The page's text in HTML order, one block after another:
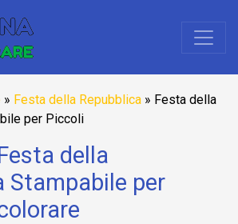
» Festa della Repubblica » Festa della
per Piccoli
della
Stampabile per